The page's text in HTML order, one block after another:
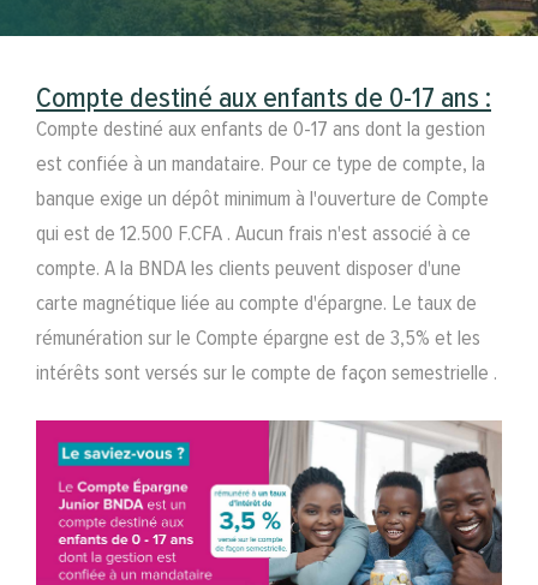
Compte destiné aux enfants de 0-17 ans :
Compte destiné aux enfants de 0-17 ans dont la gestion
est confiée à un mandataire. Pour ce type de compte, la
banque exige un dépôt minimum à l'ouverture de Compte
qui est de 12.500 F.CFA . Aucun frais n'est associé à ce
compte. A la BNDA les clients peuvent disposer d'une
carte magnétique liée au compte d'épargne. Le taux de
rémunération sur le Compte épargne est de 3,5% et les
intérêts sont versés sur le compte de façon semestrielle .